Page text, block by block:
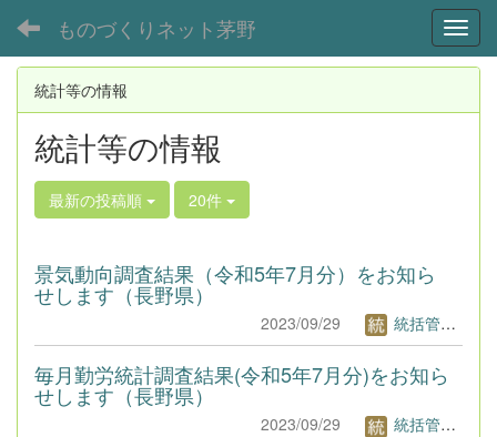
ものづくりネット茅野
統計等の情報
統計等の情報
最新の投稿順 20件
景気動向調査結果（令和5年7月分）をお知ら
せします（長野県）
2023/09/29 統括管理者1
毎月勤労統計調査結果(令和5年7月分)をお知ら
せします（長野県）
2023/09/29 統括管理者1